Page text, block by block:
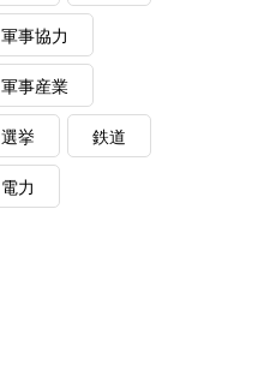
軍事協力
軍事産業
選挙 鉄道
電力